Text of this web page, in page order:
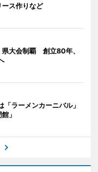
ス作りなど
県大会制覇 創立80年、
「ラーメンカーニバル」
」